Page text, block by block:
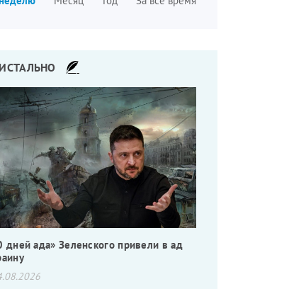
страниц
дней ада» Зеленского привели в ад